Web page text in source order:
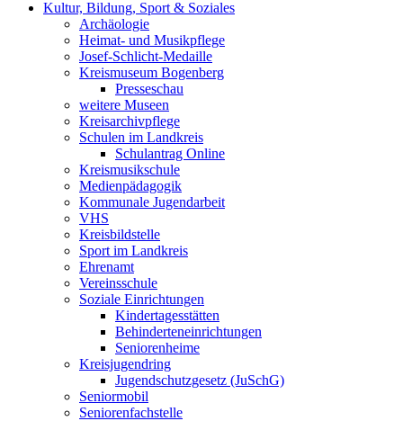
Kultur, Bildung, Sport & Soziales
Archäologie
Heimat- und Musikpflege
Josef-Schlicht-Medaille
Kreismuseum Bogenberg
Presseschau
weitere Museen
Kreisarchivpflege
Schulen im Landkreis
Schulantrag Online
Kreismusikschule
Medienpädagogik
Kommunale Jugendarbeit
VHS
Kreisbildstelle
Sport im Landkreis
Ehrenamt
Vereinsschule
Soziale Einrichtungen
Kindertagesstätten
Behinderteneinrichtungen
Seniorenheime
Kreisjugendring
Jugendschutzgesetz (JuSchG)
Seniormobil
Seniorenfachstelle